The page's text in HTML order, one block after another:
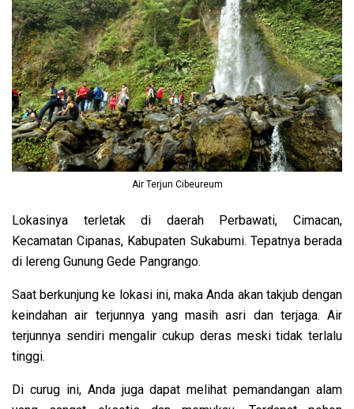
Air Terjun Cibeureum
Lokasinya terletak di daerah Perbawati, Cimacan,
Kecamatan Cipanas, Kabupaten Sukabumi. Tepatnya berada
di lereng Gunung Gede Pangrango.
Saat berkunjung ke lokasi ini, maka Anda akan takjub dengan
keindahan air terjunnya yang masih asri dan terjaga. Air
terjunnya sendiri mengalir cukup deras meski tidak terlalu
tinggi.
Di curug ini, Anda juga dapat melihat pemandangan alam